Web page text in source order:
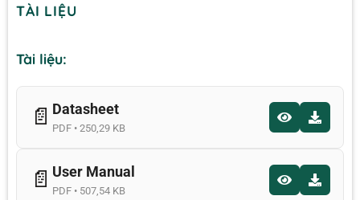
TÀI LIỆU
Tài liệu:
📄 Datasheet
PDF • 250,29 KB
📄 User Manual
PDF • 507,54 KB